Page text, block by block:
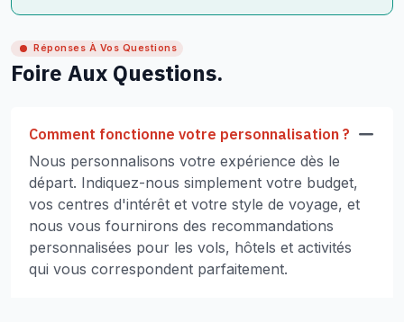
Réponses À Vos Questions
Foire Aux Questions.
Comment fonctionne votre personnalisation ?
Nous personnalisons votre expérience dès le
départ. Indiquez-nous simplement votre budget,
vos centres d'intérêt et votre style de voyage, et
nous vous fournirons des recommandations
personnalisées pour les vols, hôtels et activités
qui vous correspondent parfaitement.